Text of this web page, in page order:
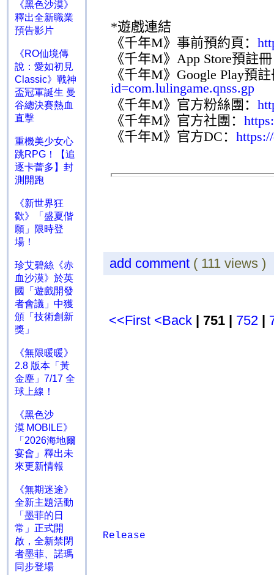
《黑色沙漠》
釋出全新職業
預告影片
《RO仙境傳
說：愛如初見
Classic》戰神
盃冠軍誕生 曼
谷總決賽熱血
直擊
重機美少女心
跳RPG！【追
逐卡蕾多】封
測開跑
《新世界狂
歡》「盛夏偕
願」限時登
場！
珍艾碧絲《赤
血沙漠》於英
國「遊戲開發
者會議」中獲
頒「技術創新
獎」
《無限暖暖》
2.8 版本「黃
金塵」7/17 全
球上線！
《黑色沙
漠 MOBILE》
「2026海地爾
宴會」釋出未
來更新情報
《無期迷途》
全新主題活動
「墨菲的日
常」正式開
啟，全新禁閉
者墨菲、諾瑪
同步登場
*遊戲連結
《千年M》事前預約頁：
《千年M》 App Store預註
《千年M》 Google Play預
id=com.lulingame.qnss.gp
《千年M》官方粉絲團：
《千年M》官方社團：
《千年M》官方DC：
add comment ( 111 views
<<First <Back | 751 | 752 |
Release